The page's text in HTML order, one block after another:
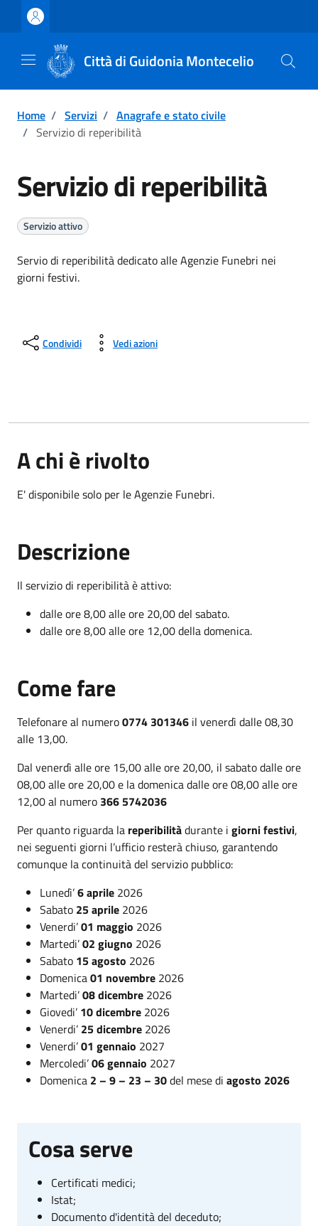
Vai ai contenuti
Vai al footer
Città di Guidonia Montecelio
Home / Servizi / Anagrafe e stato civile
/ Servizio di reperibilità
Servizio di reperibilità
Servizio attivo
Servio di reperibilità dedicato alle Agenzie Funebri nei
giorni festivi.
Condividi Vedi azioni
A chi è rivolto
E' disponibile solo per le Agenzie Funebri.
Descrizione
Il servizio di reperibilità è attivo:
dalle ore 8,00 alle ore 20,00 del sabato.
dalle ore 8,00 alle ore 12,00 della domenica.
Come fare
Telefonare al numero0774 301346 il venerdì dalle 08,30
alle 13,00.
Dal venerdì alle ore 15,00 alle ore 20,00, il sabato dalle ore
08,00 alle ore 20,00 e la domenica dalle ore 08,00 alle ore
12,00 al numero 366 5742036
Per quanto riguarda la reperibilitàdurante i giorni festivi,
nei seguenti giorni l’ufficio resterà chiuso, garantendo
comunque la continuità del servizio pubblico:
Lunedì’6 aprile 2026
Sabato 25 aprile 2026
Venerdi’01 maggio 2026
Martedi’02 giugno 2026
Sabato 15 agosto 2026
Domenica01 novembre 2026
Martedi’08 dicembre 2026
Giovedi’ 10 dicembre 2026
Venerdi’ 25 dicembre 2026
Venerdi’01 gennaio 2027
Mercoledi’06 gennaio 2027
Domenica 2 – 9 – 23 – 30del mese di agosto 2026
Cosa serve
Certificati medici;
Istat;
Documento d'identità del deceduto;